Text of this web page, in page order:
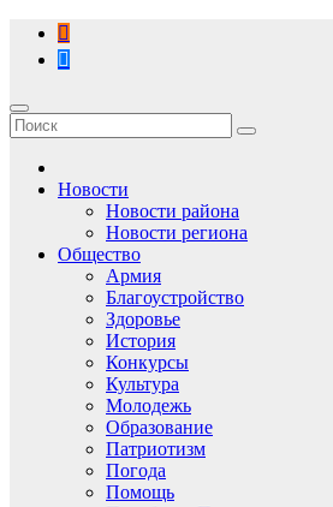
Перейти
содержимому
Новости
Новости района
Новости региона
Общество
Армия
Благоустройство
Здоровье
История
Конкурсы
Культура
Молодежь
Образование
Патриотизм
Погода
Помощь